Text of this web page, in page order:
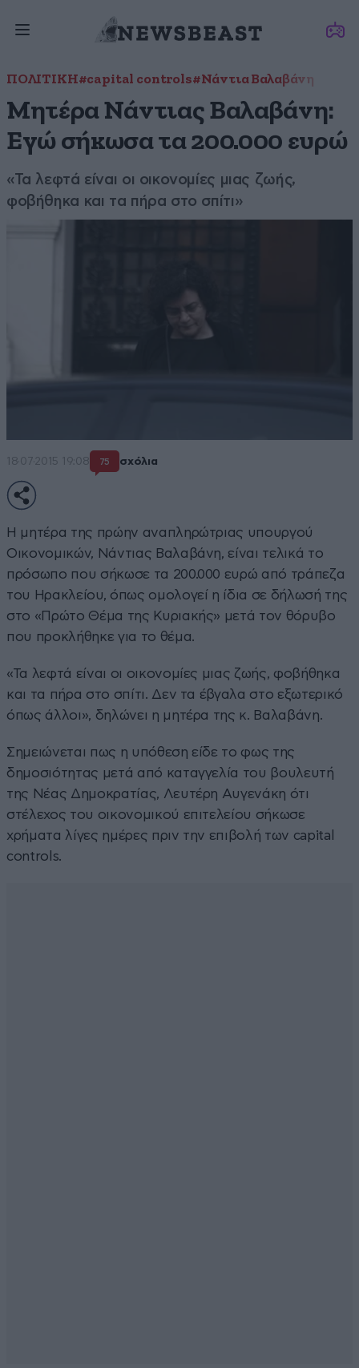
ΠΟΛΙΤΙΚΗ#capital controls#Νάντια Βαλαβάνη
Μητέρα Νάντιας Βαλαβάνη:
Εγώ σήκωσα τα 200.000 ευρώ
«Τα λεφτά είναι οι οικονομίες μιας ζωής,
φοβήθηκα και τα πήρα στο σπίτι»
18·07·2015 19:08 75 σχόλια
Η μητέρα της πρώην αναπληρώτριας υπουργού
Οικονομικών, Νάντιας Βαλαβάνη, είναι τελικά το
πρόσωπο που σήκωσε τα 200.000 ευρώ από τράπεζα
του Ηρακλείου, όπως ομολογεί η ίδια σε δήλωσή της
στο «Πρώτο Θέμα της Κυριακής» μετά τον θόρυβο
που προκλήθηκε για το θέμα.
«Τα λεφτά είναι οι οικονομίες μιας ζωής, φοβήθηκα
και τα πήρα στο σπίτι. Δεν τα έβγαλα στο εξωτερικό
όπως άλλοι», δηλώνει η μητέρα της κ. Βαλαβάνη.
Σημειώνεται πως η υπόθεση είδε το φως της
δημοσιότητας μετά από καταγγελία του βουλευτή
της Νέας Δημοκρατίας, Λευτέρη Αυγενάκη ότι
στέλεχος του οικονομικού επιτελείου σήκωσε
χρήματα λίγες ημέρες πριν την επιβολή των capital
controls.